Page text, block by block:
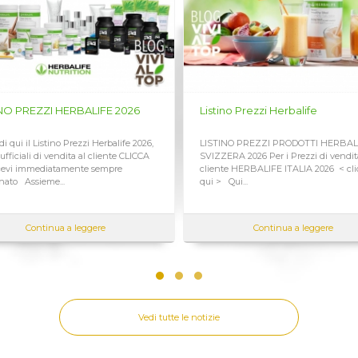
macro nutrienti essenziali
gastro-intestinali
di acqua fredda
come un pasto nutriente . Esiste anche in forma di pratica
Prezzi Herbalife
PREZZI PRODOTTI HERBALIFE
2026 Per i Prezzi di vendita al
ITALIA 2026 < clicca
Continua a leggere
Listino Prezzi Herbalife ITALIA
LISTINO PREZZI DI VENDITA
HERBALIFE ITALIA 2026 Per vedere i
di vendita al cliente PREZZI
SVIZZERA <...
Continua a leggere
Vedi tutte le notizie